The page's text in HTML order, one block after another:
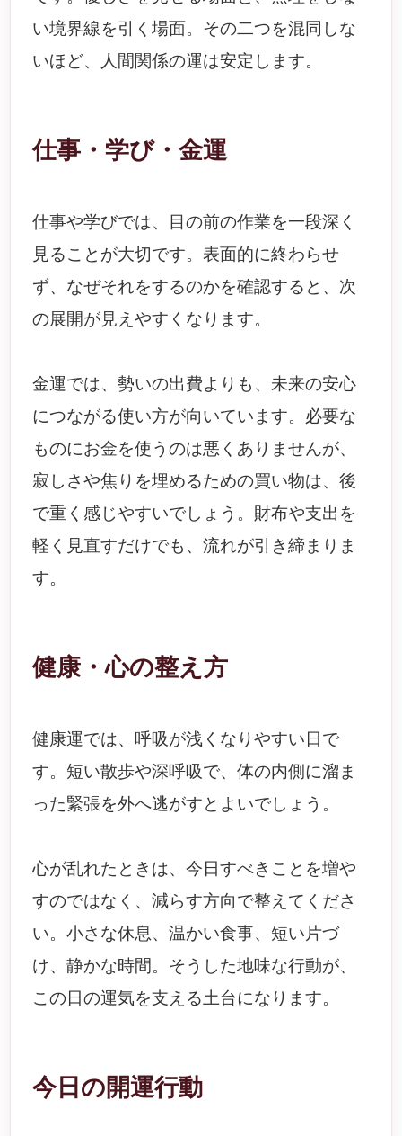
い境界線を引く場面。その二つを混同しな
いほど、人間関係の運は安定します。
仕事・学び・金運
仕事や学びでは、目の前の作業を一段深く
見ることが大切です。表面的に終わらせ
ず、なぜそれをするのかを確認すると、次
の展開が見えやすくなります。
金運では、勢いの出費よりも、未来の安心
につながる使い方が向いています。必要な
ものにお金を使うのは悪くありませんが、
寂しさや焦りを埋めるための買い物は、後
で重く感じやすいでしょう。財布や支出を
軽く見直すだけでも、流れが引き締まりま
す。
健康・心の整え方
健康運では、呼吸が浅くなりやすい日で
す。短い散歩や深呼吸で、体の内側に溜ま
った緊張を外へ逃がすとよいでしょう。
心が乱れたときは、今日すべきことを増や
すのではなく、減らす方向で整えてくださ
い。小さな休息、温かい食事、短い片づ
け、静かな時間。そうした地味な行動が、
この日の運気を支える土台になります。
今日の開運行動